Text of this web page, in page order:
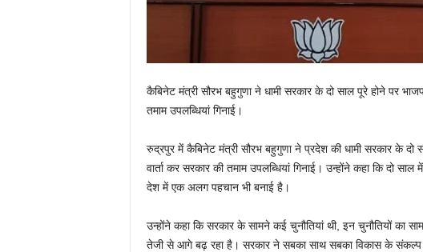
कैबिनेट मंत्री सौरभ बहुगुणा ने धामी सरकार के दो साल पूरे होने पर
तमाम उपलब्धियां गिनाई।
रुद्रपुर में कैबिनेट मंत्री सौरभ बहुगुणा ने प्रदेश की धामी सरकार के दो
वार्ता कर सरकार की तमाम उपलब्धियां गिनाई। उन्होंने कहा कि दो साल
देश में एक अलग पहचान भी बनाई है।
उन्होंने कहा कि सरकार के सामने कई चुनौतियां थी, इन चुनौतियों का
तेजी से आगे बढ़ रहा है। सरकार ने सबका साथ सबका विकास के संकल्प